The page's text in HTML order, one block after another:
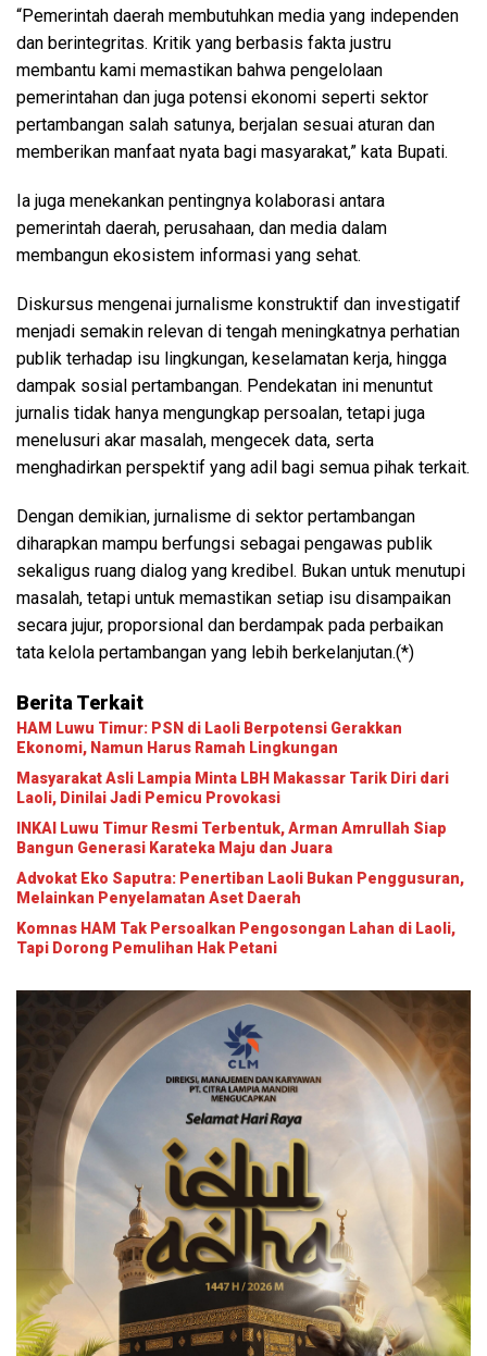
“Pemerintah daerah membutuhkan media yang independen
dan berintegritas. Kritik yang berbasis fakta justru
membantu kami memastikan bahwa pengelolaan
pemerintahan dan juga potensi ekonomi seperti sektor
pertambangan salah satunya, berjalan sesuai aturan dan
memberikan manfaat nyata bagi masyarakat,” kata Bupati.
Ia juga menekankan pentingnya kolaborasi antara
pemerintah daerah, perusahaan, dan media dalam
membangun ekosistem informasi yang sehat.
Diskursus mengenai jurnalisme konstruktif dan investigatif
menjadi semakin relevan di tengah meningkatnya perhatian
publik terhadap isu lingkungan, keselamatan kerja, hingga
dampak sosial pertambangan. Pendekatan ini menuntut
jurnalis tidak hanya mengungkap persoalan, tetapi juga
menelusuri akar masalah, mengecek data, serta
menghadirkan perspektif yang adil bagi semua pihak terkait.
Dengan demikian, jurnalisme di sektor pertambangan
diharapkan mampu berfungsi sebagai pengawas publik
sekaligus ruang dialog yang kredibel. Bukan untuk menutupi
masalah, tetapi untuk memastikan setiap isu disampaikan
secara jujur, proporsional dan berdampak pada perbaikan
tata kelola pertambangan yang lebih berkelanjutan.(*)
Berita Terkait
HAM Luwu Timur: PSN di Laoli Berpotensi Gerakkan
Ekonomi, Namun Harus Ramah Lingkungan
Masyarakat Asli Lampia Minta LBH Makassar Tarik Diri dari
Laoli, Dinilai Jadi Pemicu Provokasi
INKAI Luwu Timur Resmi Terbentuk, Arman Amrullah Siap
Bangun Generasi Karateka Maju dan Juara
Advokat Eko Saputra: Penertiban Laoli Bukan Penggusuran,
Melainkan Penyelamatan Aset Daerah
Komnas HAM Tak Persoalkan Pengosongan Lahan di Laoli,
Tapi Dorong Pemulihan Hak Petani